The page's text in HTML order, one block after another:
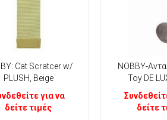
Cat Scratcer w/
PLUSH, Beige
για να
δείτε τιμές
ΝΟΒΒΥ-
Toy DE
δείτε